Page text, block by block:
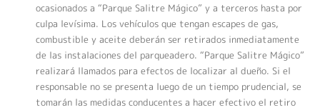
ocasionados a “Parque Salitre Mágico” y a terceros hasta por
culpa levísima. Los vehículos que tengan escapes de gas,
combustible y aceite deberán ser retirados inmediatamente
de las instalaciones del parqueadero. “Parque Salitre Mágico”
realizará llamados para efectos de localizar al dueño. Si el
responsable no se presenta luego de un tiempo prudencial, se
tomarán las medidas conducentes a hacer efectivo el retiro